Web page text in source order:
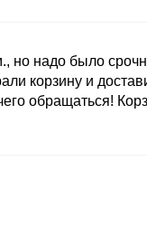
но надо было
корзину и
обращаться!